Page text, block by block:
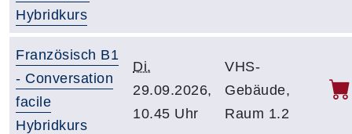
Hybridkurs
Französisch B1
- Conversation
facile
Hybridkurs
Di.
29.09.2026,
10.45 Uhr
VHS-
Gebäude,
Raum 1.2